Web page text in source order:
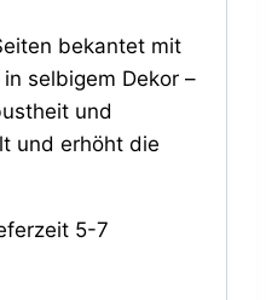
bekantet mit
selbigem Dekor –
und
und erhöht die
5-7